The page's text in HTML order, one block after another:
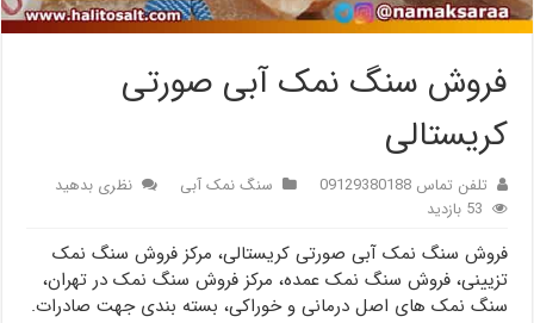
فروش سنگ نمک آبی صورتی
کریستالی
تلفن تماس 09129380188 سنگ نمک آبی
نظری بدهید
53 بازدید
فروش سنگ نمک آبی صورتی کریستالی، مرکز فروش سنگ نمک
تزیینی، فروش سنگ نمک عمده، مرکز فروش سنگ نمک در تهران،
سنگ نمک های اصل درمانی و خوراکی، بسته بندی جهت صادرات.